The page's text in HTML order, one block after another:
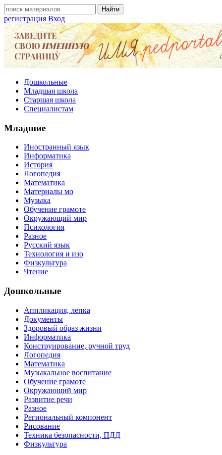
регистрация Вход
Дошкольные
Младшая школа
Старшая школа
Специалистам
Младшие
Иностранный язык
Информатика
История
Логопедия
Математика
Материалы мо
Музыка
Обучение грамоте
Окружающий мир
Психология
Разное
Русский язык
Технология и изо
Физкультура
Чтение
Дошкольные
Аппликация, лепка
Документы
Здоровый образ жизни
Информатика
Конструирование, ручной труд
Логопедия
Математика
Музыкальное воспитание
Обучение грамоте
Окружающий мир
Развитие речи
Разное
Региональный компонент
Рисование
Техника безопасности, ПДД
Физкультура